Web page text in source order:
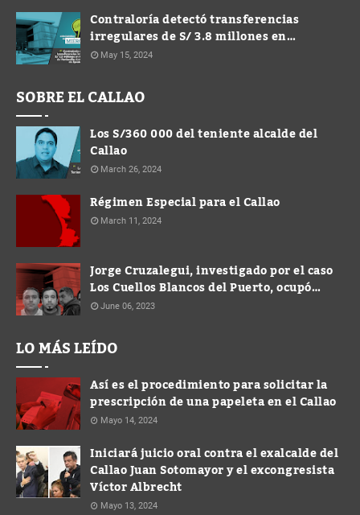
Contraloría detectó transferencias
irregulares de S/ 3.8 millones en
Municipalidad de Ventanilla durante
May 15, 2024
SOBRE EL CALLAO
Los S/360 000 del teniente alcalde del
Callao
March 26, 2024
Régimen Especial para el Callao
March 11, 2024
Jorge Cruzalegui, investigado por el caso
Los Cuellos Blancos del Puerto, ocupó
cargo de Gerente en la Municipalidad de
June 06, 2023
LO MÁS LEÍDO
Así es el procedimiento para solicitar la
prescripción de una papeleta en el Callao
Mayo 14, 2024
Iniciará juicio oral contra el exalcalde del
Callao Juan Sotomayor y el excongresista
Víctor Albrecht
Mayo 13, 2024